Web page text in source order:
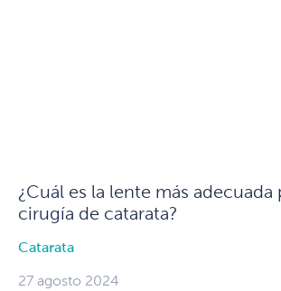
¿Cuál es la lente más adecuada
cirugía de catarata?
Catarata
27 agosto 2024